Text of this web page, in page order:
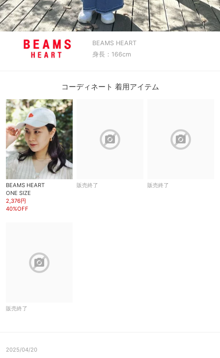
BEAMS HEART
身長：166cm
コーディネート 着用アイテム
BEAMS HEART
ONE SIZE
2,376円
40%OFF
block
販売終了
block
販売終了
block
販売終了
2025/04/20